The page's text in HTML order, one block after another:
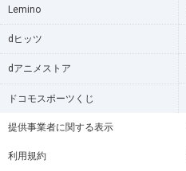
Lemino
dヒッツ
dアニメストア
ドコモスポーツくじ
提供事業者に関する表示
利用規約